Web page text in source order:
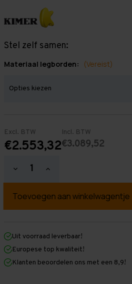
Stel zelf samen:
Materiaal legborden: (Vereist)
Excl. BTW
€2.553,32
Incl. BTW
€3.089,52
Hoeveelheid
verlagen
Grootvakstelling
mm
mm
x
1.000
mm
Hoeveelheid
verhogen
Grootvakstelling
mm
mm
1.000
mm
Uit voorraad leverbaar!
Europese top kwaliteit!
Klanten beoordelen ons met een 8,9!